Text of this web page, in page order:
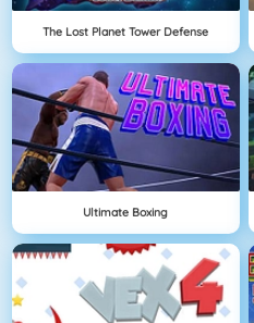
The Lost Planet Tower Defense
Ultimate Boxing